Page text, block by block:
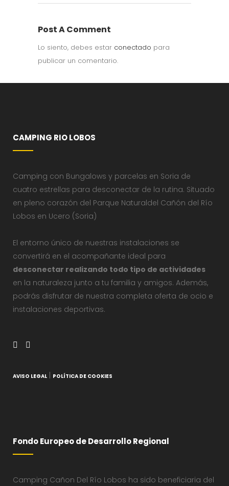
Post A Comment
Lo siento, debes estar conectado para
publicar un comentario.
CAMPING RIO LOBOS
Camping con Bungalows y parcelas en Soria de
cuatro estrellas para desconectar de la rutina. Situado
en pleno corazón del Parque Naturaldel Cañón del Río
Lobos en Ucero (Soria)
El entorno único de nuestras instalaciones se
convertirá en el acompañante ideal para
desconectar realizando todo tipo de actividades
en la naturaleza junto a tu familia y amigos. Además,
podrás disfrutar de nuestra completa oferta de ocio e
instalaciones deportivas.
AVISO LEGAL POLÍTICA DE COOKIES
Fondo Europeo de Desarrollo Regional
Camping Cañon Del Río Lobos ha sido beneficiaria del